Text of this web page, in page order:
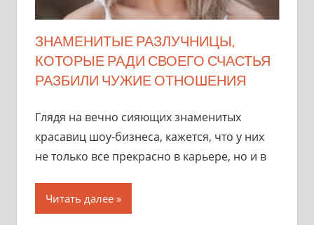
ЗНАМЕНИТЫЕ РАЗЛУЧНИЦЫ,
КОТОРЫЕ РАДИ СВОЕГО СЧАСТЬЯ
РАЗБИЛИ ЧУЖИЕ ОТНОШЕНИЯ
Глядя на вечно сияющих знаменитых
красавиц шоу-бизнеса, кажется, что у них
не только все прекрасно в карьере, но и в
Читать далее